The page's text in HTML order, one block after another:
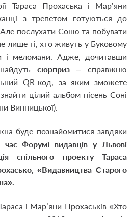
Тараса Прохаська і Мар’яни
з трепетом готуються до
послухати Соню та побувати
лише ті, хто живуть у Буковому
і меломани. Адже, дочитавши
сюрприз– справжню
QR-код, за яким зможете
цілий альбом пісень Соні
Винницької).
буде познайомитися завдяки
час Форумі видавців у Львові
спільного проекту Тараса
«Видавництва Старого
і Мар’яни Прохаськів «Хто